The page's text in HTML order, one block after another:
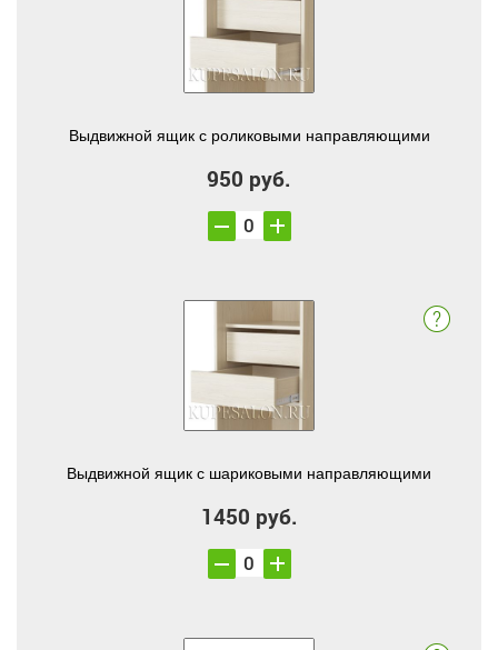
Выдвижной ящик с роликовыми направляющими
950 руб.
Выдвижной ящик с шариковыми направляющими
1450 руб.